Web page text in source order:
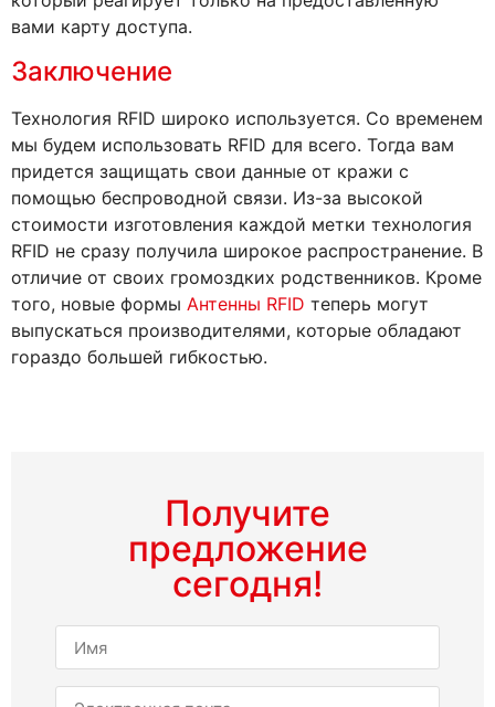
вами карту доступа.
Заключение
Технология RFID широко используется. Со временем
мы будем использовать RFID для всего. Тогда вам
придется защищать свои данные от кражи с
помощью беспроводной связи. Из-за высокой
стоимости изготовления каждой метки технология
RFID не сразу получила широкое распространение. В
отличие от своих громоздких родственников. Кроме
того, новые формы Антенны RFID теперь могут
выпускаться производителями, которые обладают
гораздо большей гибкостью.
Получите
предложение
сегодня!